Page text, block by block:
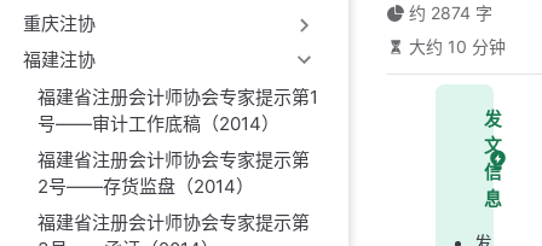
重庆注协
福建注协
福建省注册会计师协会专家提示第1
号——审计工作底稿（2014）
福建省注册会计师协会专家提示第
2号——存货监盘（2014）
福建省注册会计师协会专家提示第
约 2874 字
大约 10 分钟
发
文
信
息